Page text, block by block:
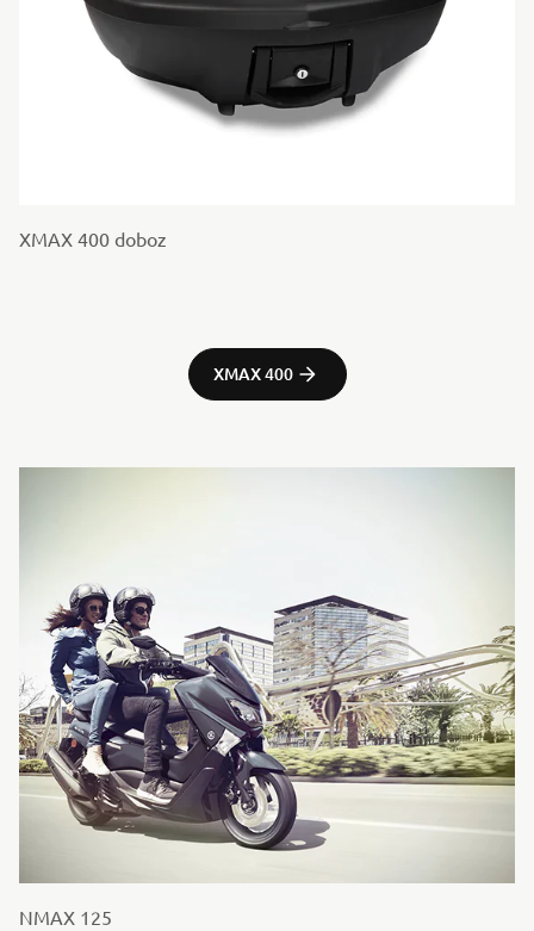
XMAX 400 doboz
XMAX 400
NMAX 125